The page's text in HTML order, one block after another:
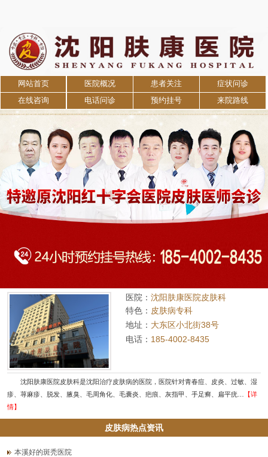
网站首页 医院概况 患者关注 症状问诊
在线咨询 电话问诊 预约挂号 来院路线
医院： 沈阳肤康医院皮肤科
特色： 皮肤病专科
地址： 大东区小北街38号
电话： 185-4002-8435
沈阳肤康医院皮肤科是沈阳治疗皮肤病的医院，医院针对青春痘、皮炎、过敏、湿
疹、荨麻疹、脱发、腋臭、毛周角化、毛囊炎、疤痕、灰指甲、手足癣、扁平疣…
【详
情】
皮肤病热点资讯
本溪好的斑秃医院